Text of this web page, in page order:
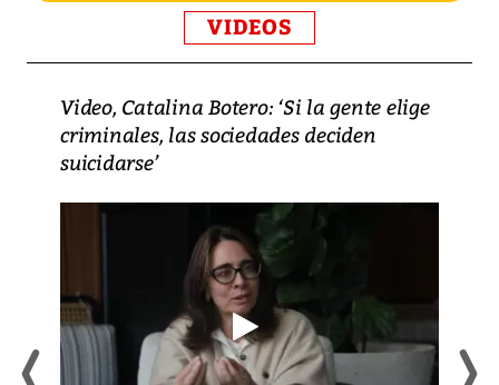
VIDEOS
Video, Catalina Botero: ‘Si la gente elige
criminales, las sociedades deciden
suicidarse’